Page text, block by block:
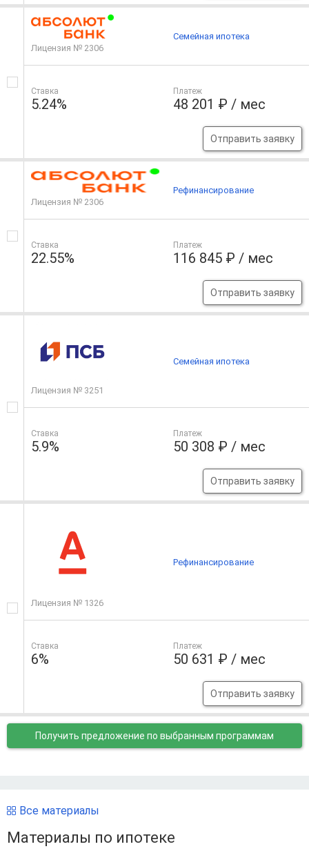
Лицензия № 2306
Ставка
5.24%
Платеж
48 201 ₽ / мес
Отправить заявку
Семейная ипотека
Лицензия № 2306
Ставка
22.55%
Платеж
116 845 ₽ / мес
Отправить заявку
Рефинансирование
Лицензия № 3251
Ставка
5.9%
Платеж
50 308 ₽ / мес
Отправить заявку
Семейная ипотека
Лицензия № 1326
Ставка
6%
Платеж
50 631 ₽ / мес
Отправить заявку
Рефинансирование
Получить предложение по выбранным программам
Все материалы
Материалы по ипотеке